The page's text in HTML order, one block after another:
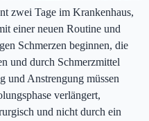
zwei Tage im Krankenhaus,
einer neuen Routine und
Schmerzen beginnen, die
und durch Schmerzmittel
und Anstrengung müssen
verlängert,
und nicht durch ein